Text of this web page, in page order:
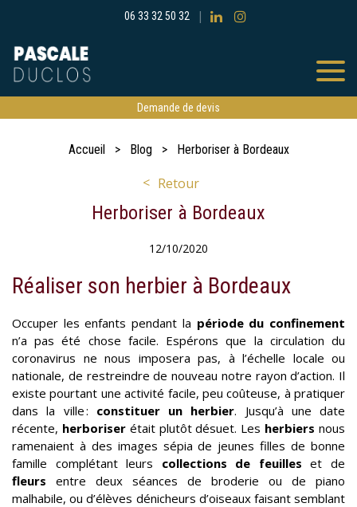
06 33 32 50 32
Demande de devis
Accueil Blog Herboriser à Bordeaux
Retour
Herboriser à Bordeaux
12/10/2020
Réaliser son herbier à Bordeaux
Occuper les enfants pendant la période du confinement
n’a pas été chose facile. Espérons que la circulation du
coronavirus ne nous imposera pas, à l’échelle locale ou
nationale, de restreindre de nouveau notre rayon d’action. Il
existe pourtant une activité facile, peu coûteuse, à pratiquer
dans la ville : constituer un herbier. Jusqu’à une date
récente, herboriserétait plutôt désuet. Les herbiers nous
ramenaient à des images sépia de jeunes filles de bonne
famille complétant leurs collections de feuilles et de
fleurs entre deux séances de broderie ou de piano
malhabile, ou d’élèves dénicheurs d’oiseaux faisant semblant